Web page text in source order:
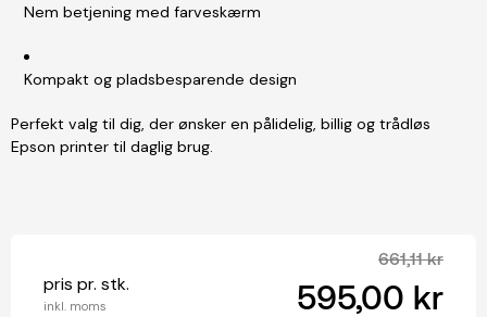
Nem betjening med farveskærm
Kompakt og pladsbesparende design
Perfekt valg til dig, der ønsker en pålidelig, billig og trådløs
Epson printer til daglig brug.
661,11 kr
pris pr. stk.
inkl. moms 595,00 kr